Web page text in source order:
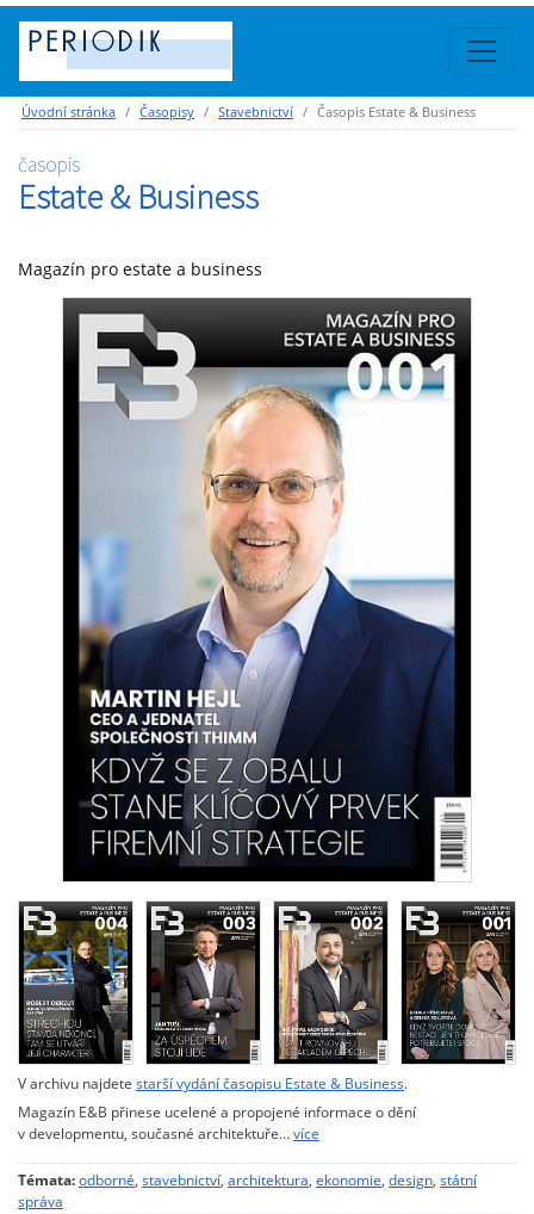
Úvodní stránka Časopisy Stavebnictví Časopis Estate & Business
časopis
Estate & Business
Magazín pro estate a business
V archivu najdete starší vydání časopisu Estate & Business.
Magazín E&B přinese ucelené a propojené informace o dění
v developmentu, současné architektuře…více
Témata:odborné, stavebnictví, architektura, ekonomie, design, státní
správa